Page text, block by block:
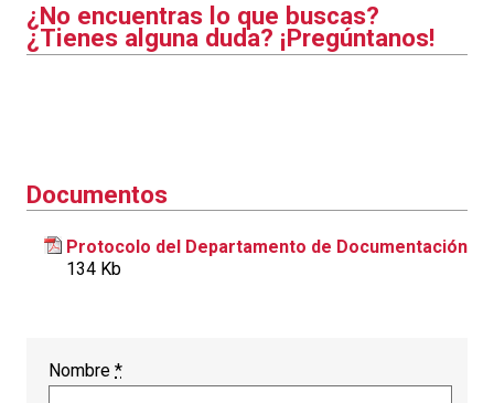
¿No encuentras lo que buscas?
¿Tienes alguna duda? ¡Pregúntanos!
Documentos
Protocolo del Departamento de Documentación
134 Kb
Nombre *